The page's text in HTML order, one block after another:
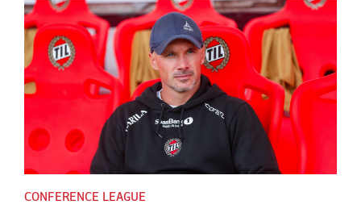
CONFERENCE LEAGUE